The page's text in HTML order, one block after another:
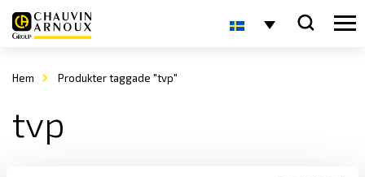
Hem Produkter taggade "tvp"
tvp